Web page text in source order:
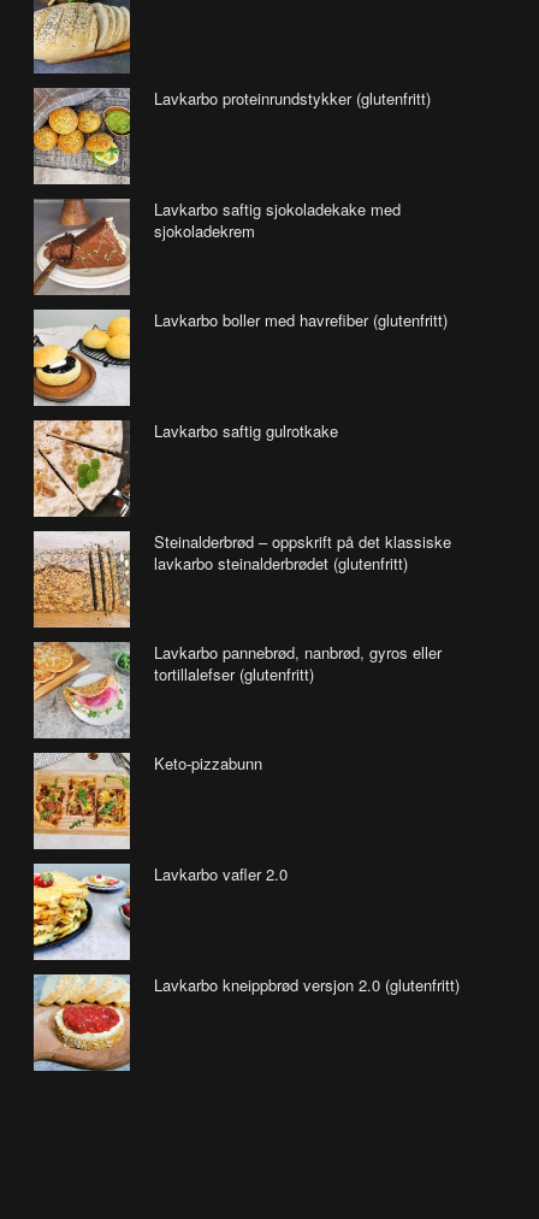
Lavkarbo proteinrundstykker (glutenfritt)
Lavkarbo saftig sjokoladekake med
sjokoladekrem
Lavkarbo boller med havrefiber (glutenfritt)
Lavkarbo saftig gulrotkake
Steinalderbrød – oppskrift på det klassiske
lavkarbo steinalderbrødet (glutenfritt)
Lavkarbo pannebrød, nanbrød, gyros eller
tortillalefser (glutenfritt)
Keto-pizzabunn
Lavkarbo vafler 2.0
Lavkarbo kneippbrød versjon 2.0 (glutenfritt)